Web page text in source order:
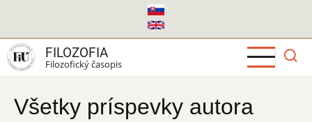
hlavný
obsah
FILOZOFIA
Filozofický časopis
Všetky príspevky autora